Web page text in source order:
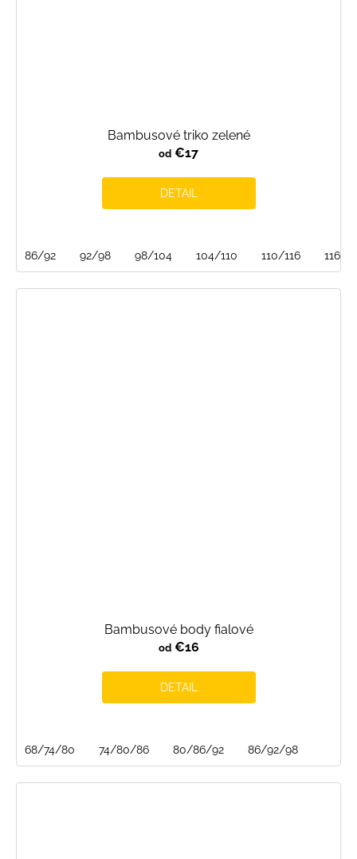
Bambusové triko zelené
od €17
DETAIL
86/92 92/98 98/104 104/110 110/116 116/
Bambusové body fialové
od€16
DETAIL
68/74/80 74/80/86 80/86/92 86/92/98